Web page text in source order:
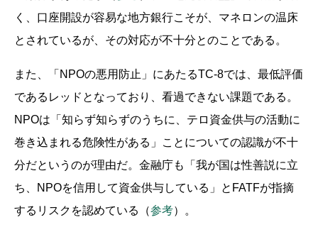
く、口座開設が容易な地方銀行こそが、マネロンの温床
とされているが、その対応が不十分とのことである。
また、「NPOの悪用防止」にあたるTC-8では、最低評価
であるレッドとなっており、看過できない課題である。
NPOは「知らず知らずのうちに、テロ資金供与の活動に
巻き込まれる危険性がある」ことについての認識が不十
分だというのが理由だ。金融庁も「我が国は性善説に立
ち、NPOを信用して資金供与している」とFATFが指摘
するリスクを認めている（参考）。